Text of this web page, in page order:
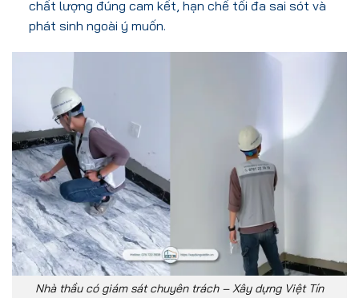
chất lượng đúng cam kết, hạn chế tối đa sai sót và
phát sinh ngoài ý muốn.
Nhà thầu có giám sát chuyên trách – Xây dựng Việt Tín